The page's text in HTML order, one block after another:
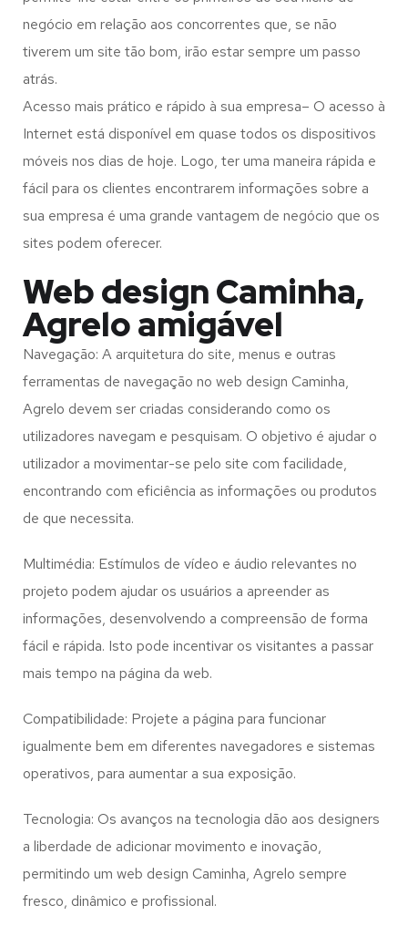
negócio em relação aos concorrentes que, se não
tiverem um site tão bom, irão estar sempre um passo
atrás.
Acesso mais prático e rápido à sua empresa– O acesso à
Internet está disponível em quase todos os dispositivos
móveis nos dias de hoje. Logo, ter uma maneira rápida e
fácil para os clientes encontrarem informações sobre a
sua empresa é uma grande vantagem de negócio que os
sites podem oferecer.
Web design Caminha,
Agrelo amigável
Navegação: A arquitetura do site, menus e outras
ferramentas de navegação no web design Caminha,
Agrelo devem ser criadas considerando como os
utilizadores navegam e pesquisam. O objetivo é ajudar o
utilizador a movimentar-se pelo site com facilidade,
encontrando com eficiência as informações ou produtos
de que necessita.
Multimédia: Estímulos de vídeo e áudio relevantes no
projeto podem ajudar os usuários a apreender as
informações, desenvolvendo a compreensão de forma
fácil e rápida. Isto pode incentivar os visitantes a passar
mais tempo na página da web.
Compatibilidade: Projete a página para funcionar
igualmente bem em diferentes navegadores e sistemas
operativos, para aumentar a sua exposição.
Tecnologia: Os avanços na tecnologia dão aos designers
a liberdade de adicionar movimento e inovação,
permitindo um web design Caminha, Agrelo sempre
fresco, dinâmico e profissional.